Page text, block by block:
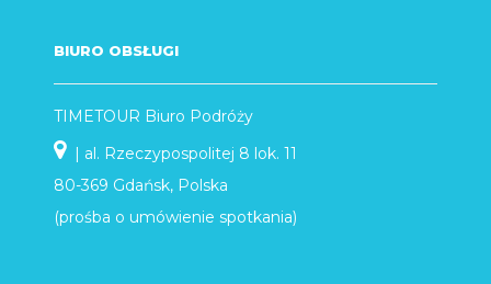
BIURO OBSŁUGI
TIMETOUR Biuro Podróży
| al. Rzeczypospolitej 8 lok. 11
80-369 Gdańsk, Polska
(prośba o umówienie spotkania)